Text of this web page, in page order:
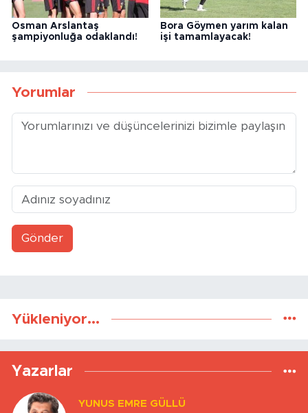
Osman Arslantaş
şampiyonluğa odaklandı!
Bora Göymen yarım kalan
işi tamamlayacak!
Yorumlar
Gönder
Yükleniyor...
Yazarlar
YUNUS EMRE GÜLLÜ